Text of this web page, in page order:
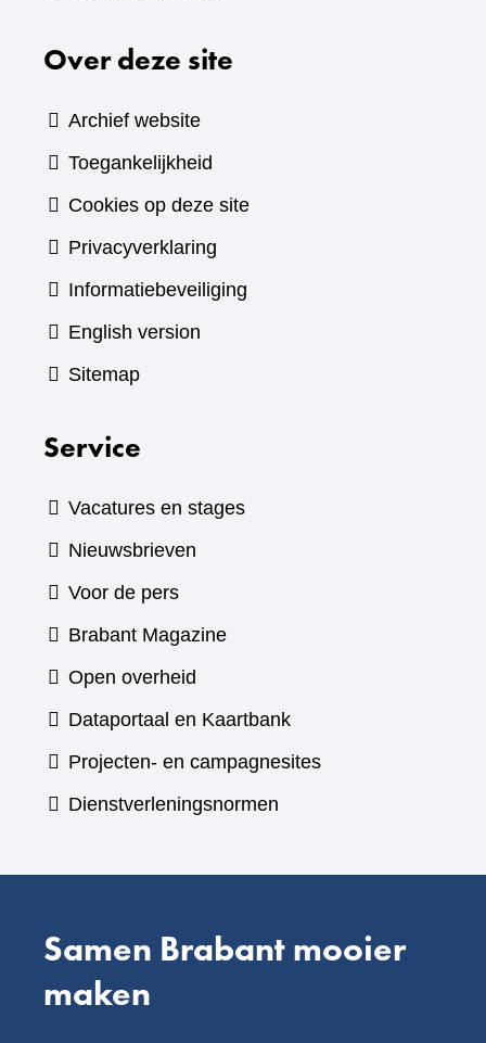
Over deze site
Archief website
Toegankelijkheid
Cookies op deze site
Privacyverklaring
Informatiebeveiliging
English version
Sitemap
Service
Vacatures en stages
Nieuwsbrieven
Voor de pers
Brabant Magazine(verwijst
andere
website)
Open overheid
Dataportaal en Kaartbank(verwijst
naar
Projecten- en campagnesites
Dienstverleningsnormen
Samen Brabant mooier
maken